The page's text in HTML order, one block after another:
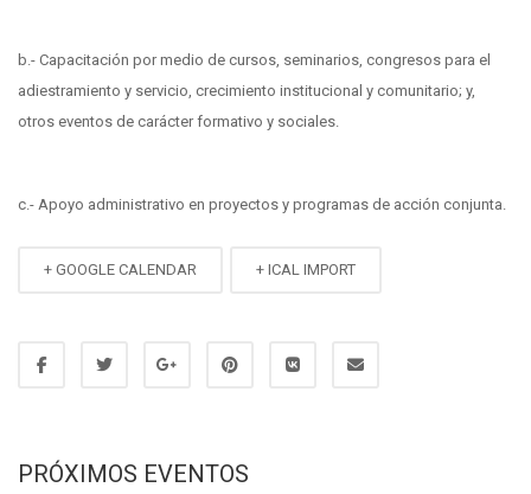
b.- Capacitación por medio de cursos, seminarios, congresos para el
adiestramiento y servicio, crecimiento institucional y comunitario; y,
otros eventos de carácter formativo y sociales.
c.- Apoyo administrativo en proyectos y programas de acción conjunta.
+ GOOGLE CALENDAR + ICAL IMPORT
PRÓXIMOS EVENTOS